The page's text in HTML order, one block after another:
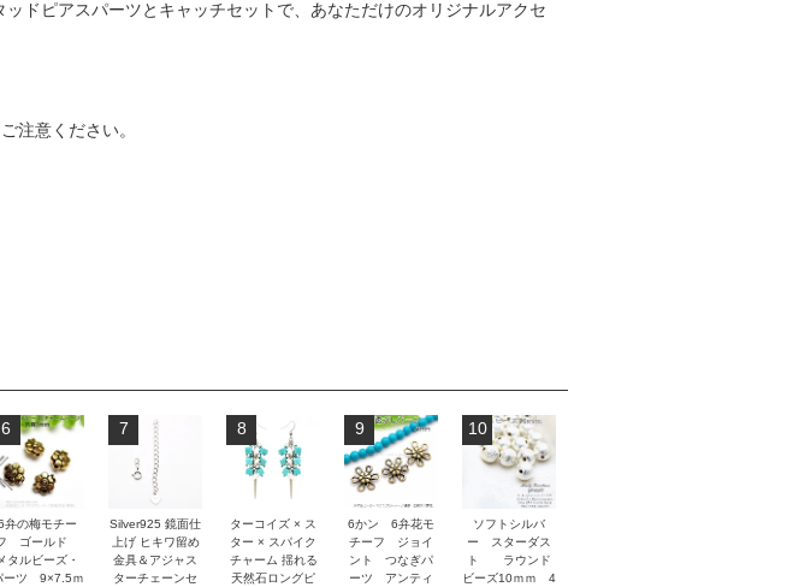
ドピアスパーツとキャッチセットで、あなただけのオリジナルアクセ
注意ください。
6
弁の梅モチー
ゴールド
メタルビーズ・
ーツ 9×7.5ｍ
7
Silver925 鏡面仕
上げ ヒキワ留め
金具＆アジャス
ターチェーンセ
8
ターコイズ × ス
ター × スパイク
チャーム 揺れる
天然石ロングピ
9
6かン 6弁花モ
チーフ ジョイ
ント つなぎパ
ーツ アンティ
10
ソフトシルバ
ー スターダス
ト ラウンド
ビーズ10ｍｍ 4